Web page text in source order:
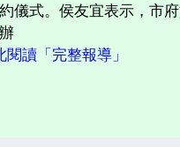
儀式。侯友宜表示，市
閱讀「完整報導」